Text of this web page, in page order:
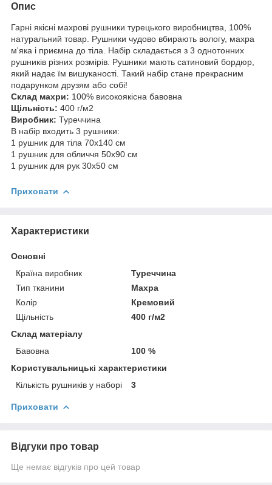
Опис
Гарні якісні махрові рушники турецького виробництва, 100%
натуральний товар. Рушники чудово вбирають вологу, махра
м'яка і приємна до тіла. Набір складається з 3 однотонних
рушників різних розмірів. Рушники мають сатиновий бордюр,
який надає їм вишуканості. Такий набір стане прекрасним
подарунком друзям або собі!
Склад махри: 100% високоякісна бавовна
Щільність: 400 г/м2
Виробник: Туреччина
В набір входить 3 рушники:
1 рушник для тіла 70х140 см
1 рушник для обличчя 50х90 см
1 рушник для рук 30х50 см
Приховати
Характеристики
Основні
Країна виробник
Туреччина
Тип тканини
Махра
Колір
Кремовий
Щільність
400 г/м2
Склад матеріалу
Бавовна
100 %
Користувальницькі характеристики
Кількість рушників у наборі
3
Приховати
Відгуки про товар
Ще немає відгуків про цей товар